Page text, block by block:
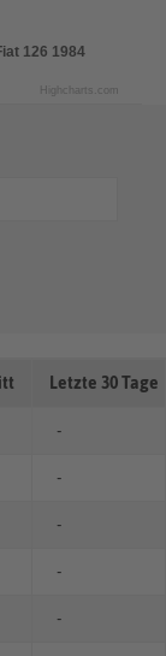
126 1984
Highcharts.com
Letzte 30 Tage
-
-
-
-
-